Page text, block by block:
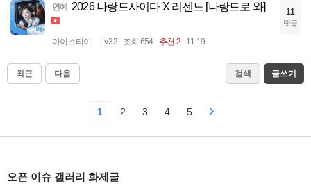
연예 2026 나랑드사이다 X 리센느 [나랑드로 와]
아이스티이 Lv.32 조회 654 추천 2 11:19
11
댓글
최근 다음 검색 글쓰기
1 2 3 4 5
오픈 이슈 갤러리 화제글